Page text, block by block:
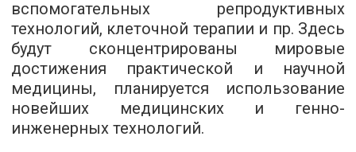
вспомогательных репродуктивных
технологий, клеточной терапии и пр. Здесь
будут сконцентрированы мировые
достижения практической и научной
медицины, планируется использование
новейших медицинских и генно-
инженерных технологий.